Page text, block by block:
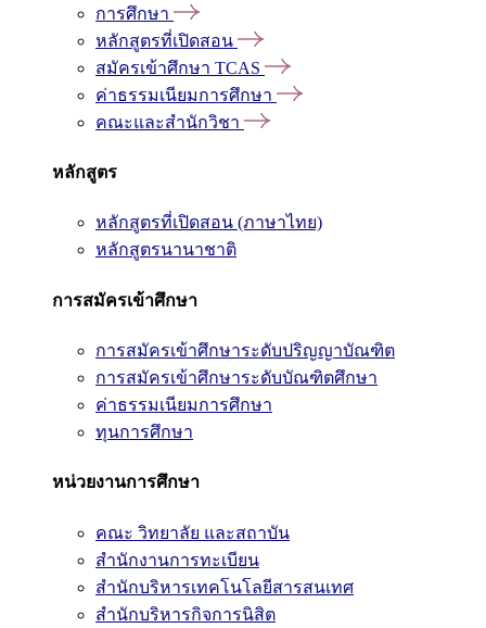
การศึกษา
หลักสูตรที่เปิดสอน
สมัครเข้าศึกษา TCAS
ค่าธรรมเนียมการศึกษา
คณะและสำนักวิชา
หลักสูตร
หลักสูตรที่เปิดสอน (ภาษาไทย)
หลักสูตรนานาชาติ
การสมัครเข้าศึกษา
การสมัครเข้าศึกษาระดับปริญญาบัณฑิต
การสมัครเข้าศึกษาระดับบัณฑิตศึกษา
ค่าธรรมเนียมการศึกษา
ทุนการศึกษา
หน่วยงานการศึกษา
คณะ วิทยาลัย และสถาบัน
สำนักงานการทะเบียน
สำนักบริหารเทคโนโลยีสารสนเทศ
สำนักบริหารกิจการนิสิต